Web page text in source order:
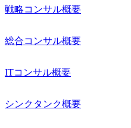
戦略コンサル概要
総合コンサル概要
ITコンサル概要
シンクタンク概要